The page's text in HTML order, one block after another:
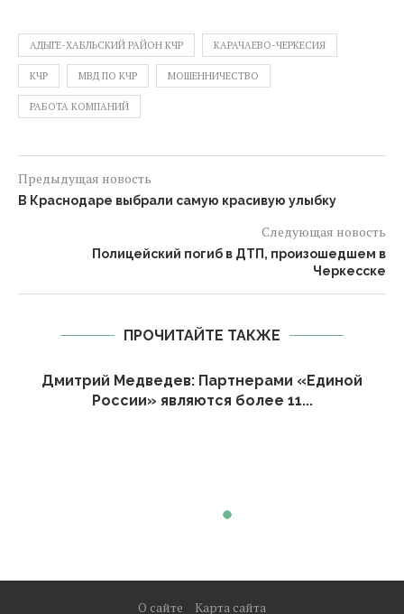
АДЫГЕ-ХАБЛЬСКИЙ РАЙОН КЧР КАРАЧАЕВО-ЧЕРКЕСИЯ
КЧР МВД ПО КЧР МОШЕННИЧЕСТВО
РАБОТА КОМПАНИЙ
Предыдущая новость
В Краснодаре выбрали самую красивую улыбку
Следующая новость
Полицейский погиб в ДТП, произошедшем в
Черкесске
ПРОЧИТАЙТЕ ТАКЖЕ
Дмитрий Медведев: Партнерами «Единой
России» являются более 11...
О сайте Карта сайта